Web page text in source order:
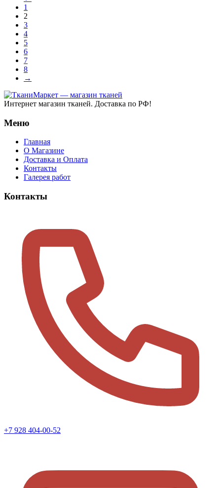
1
2
3
4
5
6
7
8
→
Интернет магазин тканей. Доставка по РФ!
Меню
Главная
О Магазине
Доставка и Оплата
Контакты
Галерея работ
Контакты
+7 928 404-00-52